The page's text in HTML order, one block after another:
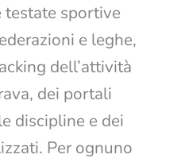
testate sportive
e leghe,
dell’attività
dei portali
discipline e dei
Per ognuno